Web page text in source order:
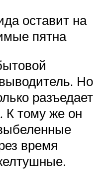
оставит на
пятна
Но
разъедает
К тому же он
время